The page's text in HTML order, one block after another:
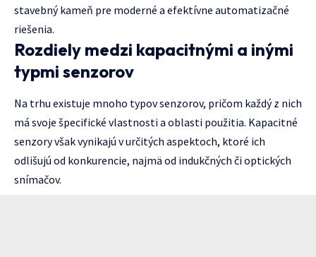
stavebný kameň pre moderné a efektívne automatizačné
riešenia.
Rozdiely medzi kapacitnými a inými
typmi senzorov
Na trhu existuje mnoho typov senzorov, pričom každý z nich
má svoje špecifické vlastnosti a oblasti použitia. Kapacitné
senzory však vynikajú v určitých aspektoch, ktoré ich
odlišujú od konkurencie, najmä od indukčných či optických
snímačov.